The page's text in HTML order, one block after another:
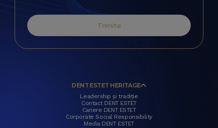
Trimite
DENT ESTET HERITAGE
Leadership și tradiție
Contact DENT ESTET
Cariere DENT ESTET
Corporate Social Responsibility
Media DENT ESTET